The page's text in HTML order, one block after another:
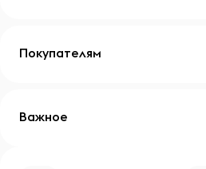
Покупателям
Важное